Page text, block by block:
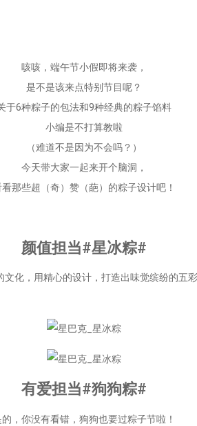
咳咳，端午节小假即将来袭，
是不是该来点特别节目呢？
于6种粽子的包法和9种经典的粽子馅料
小编是不打算教啦
（难道不是因为不会吗？）
今天带大家一起来开个脑洞，
看那些超（奇）赞（葩）的粽子设计吧！
颜值担当#星冰粽#
化，用精心的设计，打造出味觉缤纷的五
有爱担当#狗狗粽#
的，你没有看错，狗狗也要过粽子节啦！